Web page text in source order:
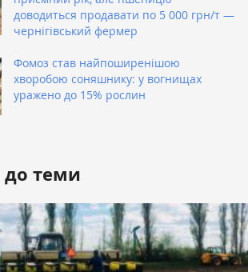
доводиться продавати по 5 000 грн/т —
чернігівський фермер
Фомоз став найпоширенішою
хворобою соняшнику: у вогнищах
уражено до 15% рослин
до теми